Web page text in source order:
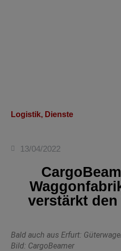
Logistik, Dienste
13/04/2022
verstärkt den
Bald auch aus Erfurt:
Bild: CargoBeamer